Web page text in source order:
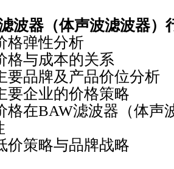
波器（体声波滤波器）
弹性分析
与成本的关系
品牌及产品价位分析
企业的价格策略
在BAW滤波器（体声
策略与品牌战略